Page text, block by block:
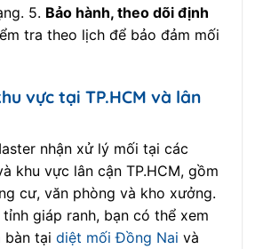
5. Bảo hành, theo dõi định
tra theo lịch để bảo đảm mối
vực tại TP.HCM và lân
nhận xử lý mối tại các
khu vực lân cận TP.HCM, gồm
cư, văn phòng và kho xưởng.
giáp ranh, bạn có thể xem
bàn tại diệt mối Đồng Nai và